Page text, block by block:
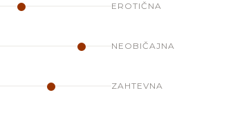
EROTIČNA
NEOBIČAJNA
ZAHTEVNA